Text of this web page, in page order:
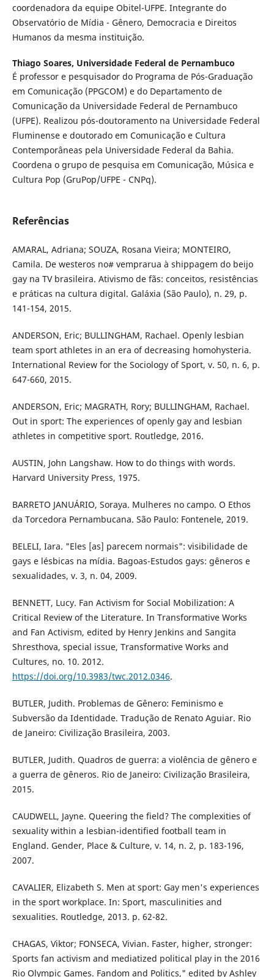
coordenadora da equipe Obitel-UFPE. Integrante do
Observatório de Mídia - Gênero, Democracia e Direitos
Humanos da mesma instituição.
Thiago Soares, Universidade Federal de Pernambuco
É professor e pesquisador do Programa de Pós-Graduação
em Comunicação (PPGCOM) e do Departamento de
Comunicação da Universidade Federal de Pernambuco
(UFPE). Realizou pós-doutoramento na Universidade Federal
Fluminense e doutorado em Comunicação e Cultura
Contemporâneas pela Universidade Federal da Bahia.
Coordena o grupo de pesquisa em Comunicação, Música e
Cultura Pop (GruPop/UFPE - CNPq).
Referências
AMARAL, Adriana; SOUZA, Rosana Vieira; MONTEIRO,
Camila. De westeros no# vemprarua à shippagem do beijo
gay na TV brasileira. Ativismo de fãs: conceitos, resistências
e práticas na cultura digital. Galáxia (São Paulo), n. 29, p.
141-154, 2015.
ANDERSON, Eric; BULLINGHAM, Rachael. Openly lesbian
team sport athletes in an era of decreasing homohysteria.
International Review for the Sociology of Sport, v. 50, n. 6, p.
647-660, 2015.
ANDERSON, Eric; MAGRATH, Rory; BULLINGHAM, Rachael.
Out in sport: The experiences of openly gay and lesbian
athletes in competitive sport. Routledge, 2016.
AUSTIN, John Langshaw. How to do things with words.
Harvard University Press, 1975.
BARRETO JANUÁRIO, Soraya. Mulheres no campo. O Ethos
da Torcedora Pernambucana. São Paulo: Fontenele, 2019.
BELELI, Iara. "Eles [as] parecem normais": visibilidade de
gays e lésbicas na mídia. Bagoas-Estudos gays: gêneros e
sexualidades, v. 3, n. 04, 2009.
BENNETT, Lucy. Fan Activism for Social Mobilization: A
Critical Review of the Literature. In Transformative Works
and Fan Activism, edited by Henry Jenkins and Sangita
Shresthova, special issue, Transformative Works and
Cultures, no. 10. 2012.
https://doi.org/10.3983/twc.2012.0346.
BUTLER, Judith. Problemas de Gênero: Feminismo e
Subversão da Identidade. Tradução de Renato Aguiar. Rio
de Janeiro: Civilização Brasileira, 2003.
BUTLER, Judith. Quadros de guerra: a violência de gênero e
a guerra de gêneros. Rio de Janeiro: Civilização Brasileira,
2015.
CAUDWELL, Jayne. Queering the field? The complexities of
sexuality within a lesbian-identified football team in
England. Gender, Place & Culture, v. 14, n. 2, p. 183-196,
2007.
CAVALIER, Elizabeth S. Men at sport: Gay men's experiences
in the sport workplace. In: Sport, masculinities and
sexualities. Routledge, 2013. p. 62-82.
CHAGAS, Viktor; FONSECA, Vivian. Faster, higher, stronger:
Sports fan activism and mediatized political play in the 2016
Rio Olympic Games. Fandom and Politics," edited by Ashley